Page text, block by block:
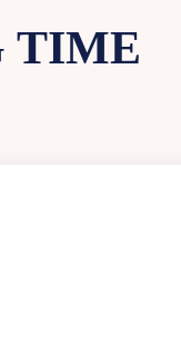
TIME